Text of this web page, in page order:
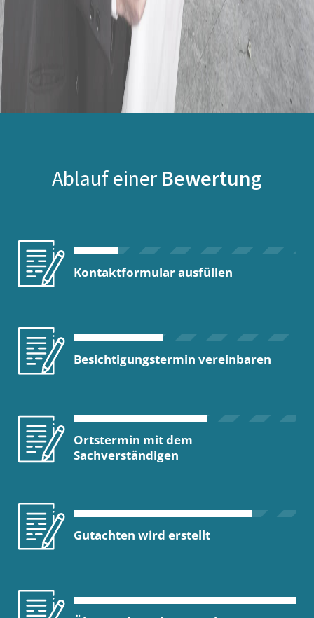
Ablauf einer Bewertung
Kontaktformular ausfüllen
Besichtigungstermin vereinbaren
Ortstermin mit dem
Sachverständigen
Gutachten wird erstellt